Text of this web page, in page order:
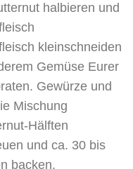
halbieren und
kleinschneiden
Gemüse Eurer
Gewürze und
Mischung
Hälften
und ca. 30 bis
backen.